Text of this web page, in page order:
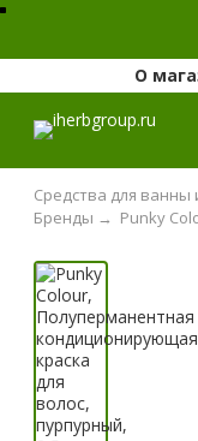
О
Средства для ванны
Punky
Бренды →